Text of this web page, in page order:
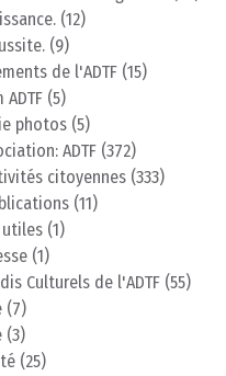
(12)
(9)
de l'ADTF (15)
ADTF (5)
photos (5)
ADTF (372)
citoyennes (333)
(11)
utiles (1)
(1)
Culturels de l'ADTF (55)
(7)
(3)
(25)